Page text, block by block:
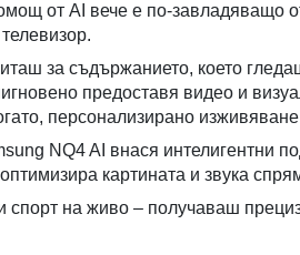
от AI вече е по-завладяващо
за съдържанието, което
предоставя видео и
персонализирано
NQ4 AI внася интелигентни
картината и звука
спорт на живо – получаваш